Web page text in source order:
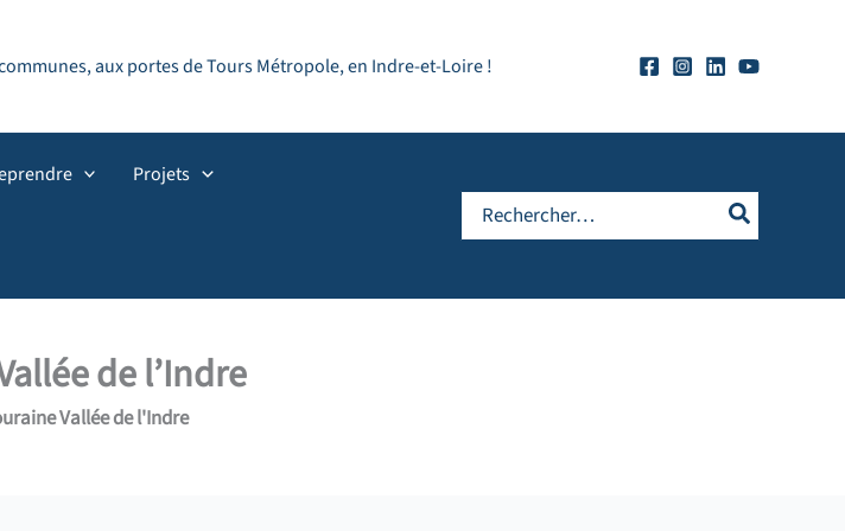
aux portes de Tours Métropole, en Indre-et-Loire !
Projets
Rechercher:
de l’Indre
Vallée de l'Indre